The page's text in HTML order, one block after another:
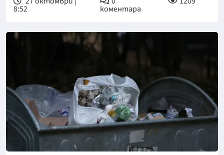
8:52 коментара